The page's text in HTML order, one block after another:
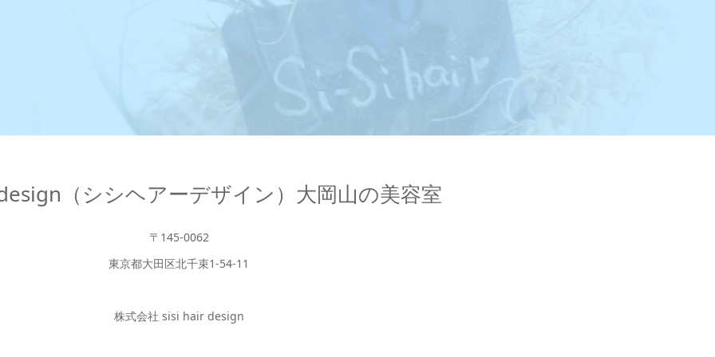
（シシヘアーデザイン）大岡山の美容室
〒145-0062
東京都大田区北千束1-54-11
株式会社 sisi hair design